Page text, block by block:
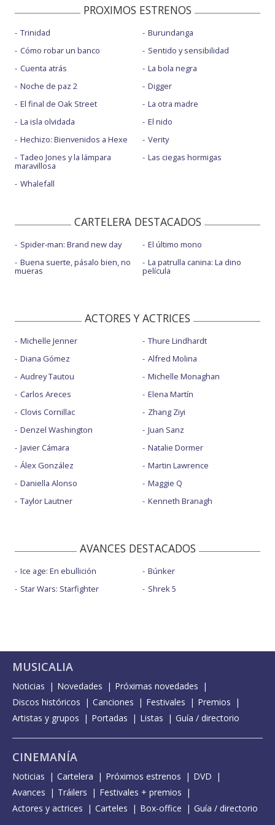
PROXIMOS ESTRENOS
Trinidad
Cómo robar un banco
Cuenta atrás
Noche de paz 2
El final de Oak Street
La isla olvidada
Hechizo: Bienvenidos a Hexe
Tadeo Jones y la lámpara
maravillosa
Whalefall
Burundanga
Sentido y sensibilidad
La bola negra
Digger
La otra madre
El nido
Verity
Las ciegas hormigas
CARTELERA DESTACADOS
Spider-man: Brand new day
Buena suerte, pásalo bien, no
mueras
El último mono
La patrulla canina: La dino
película
ACTORES Y ACTRICES
Michelle Jenner
Diana Gómez
Audrey Tautou
Carlos Areces
Clovis Cornillac
Denzel Washington
Javier Cámara
Álex González
Daniella Alonso
Taylor Lautner
Thure Lindhardt
Alfred Molina
Michelle Monaghan
Elena Martín
Zhang Ziyi
Juan Sanz
Natalie Dormer
Martin Lawrence
Maggie Q
Kenneth Branagh
AVANCES DESTACADOS
Ice age: En ebullición
Star Wars: Starfighter
Búnker
Shrek 5
MUSICALIA
Noticias Novedades
Próximas novedades
Discos históricos
Canciones Festivales
Premios
Artistas y grupos
Portadas Listas Guía / directorio
CINEMANÍA
Noticias Cartelera Próximos estrenos
DVD
Avances
Tráilers
Festivales + premios
Actores y actrices
Carteles Box-office Guía / directorio